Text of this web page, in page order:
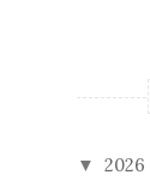
▼ 2026